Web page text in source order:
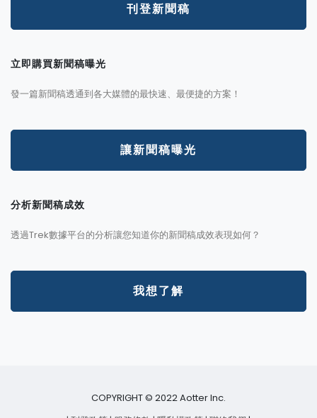
刊登新聞稿
立即購買新聞稿曝光
發一篇新聞稿透通到各大媒體的最快速、最便捷的方案！
讓新聞稿曝光
分析新聞稿成效
透過Trek數據平台的分析讓您知道你的新聞稿成效表現如何？
我想了解
COPYRIGHT © 2022 Aotter Inc.